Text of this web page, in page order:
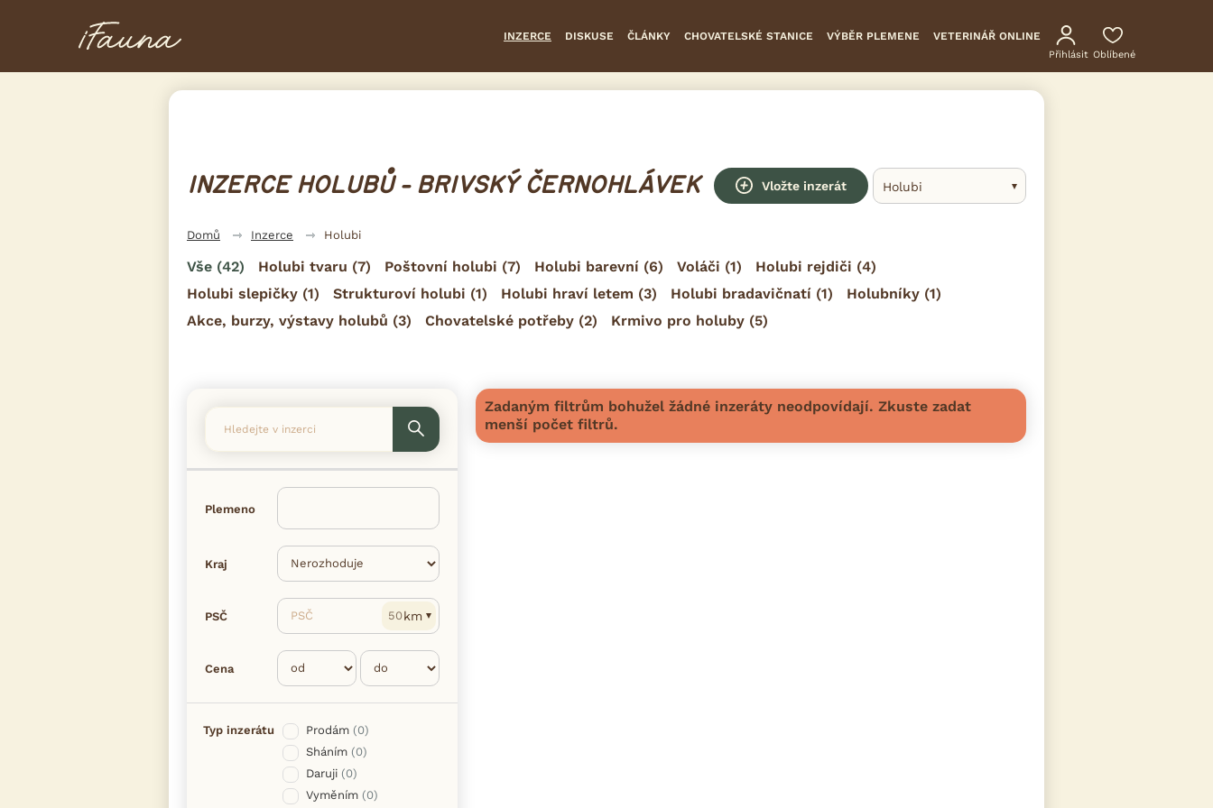
INZERCE DISKUSE ČLÁNKY CHOVATELSKÉ STANICE VÝBĚR PLEMENE VETERINÁŘ ONLINE
Přihlásit Oblíbené
INZERCE HOLUBŮ - BRIVSKÝ ČERNOHLÁVEK Vložte inzerát Holubi
Domů Inzerce Holubi
Vše (42) Holubi tvaru (7) Poštovní holubi (7) Holubi barevní (6) Voláči (1) Holubi rejdiči (4)
Holubi slepičky (1) Strukturoví holubi (1) Holubi hraví letem (3) Holubi bradavičnatí (1) Holubníky (1)
Akce, burzy, výstavy holubů (3) Chovatelské potřeby (2) Krmivo pro holuby (5)
Plemeno
Kraj
PSČ PSČ km
Cena
Typ inzerátu Prodám (0)
Sháním (0)
Daruji (0)
Vyměním (0)
Zadaným filtrům bohužel žádné inzeráty neodpovídají. Zkuste zadat
menší počet filtrů.